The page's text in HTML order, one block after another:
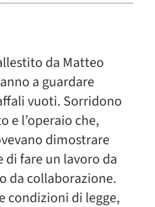
da Matteo
a guardare
vuoti. Sorridono
e l’operaio che,
dimostrare
di fare un lavoro da
da collaborazione.
condizioni di legge,